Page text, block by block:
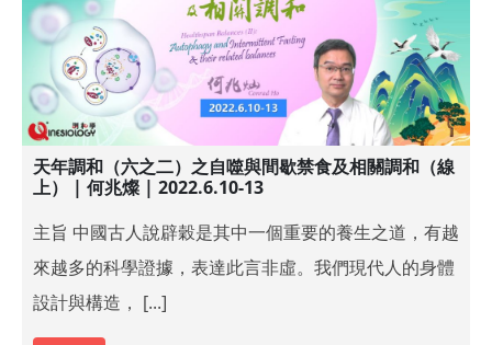
天年調和（六之二）之自噬與間歇禁食及相關調和（線
上） | 何兆燦 | 2022.6.10-13
主旨 中國古人說辟穀是其中一個重要的養生之道，有越
來越多的科學證據，表達此言非虛。我們現代人的身體
設計與構造， [...]